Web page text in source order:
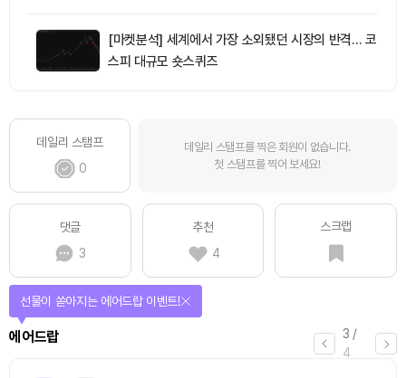
[마켓분석] 세계에서 가장 소외됐던 시장의 반격… 코
스피 대규모 숏스퀴즈
데일리 스탬프
0
데일리 스탬프를 찍은 회원이 없습니다.
첫 스탬프를 찍어 보세요!
댓글
3
추천
4
스크랩
3 /
4
에어드랍
선물이 쏟아지는 에어드랍 이벤트!